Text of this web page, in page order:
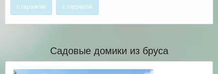
с гаражом с террасой
Садовые домики из бруса